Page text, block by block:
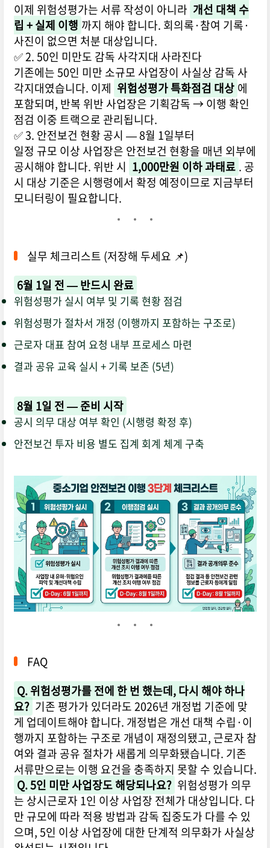
이제 위험성평가는 서류 작성이 아니라 개선 대책 수
립 + 실제 이행 까지 해야 합니다. 회의록·참여 기록·
사진이 없으면 처분 대상입니다.
✅ 2. 50인 미만도 감독 사각지대 사라진다
기존에는 50인 미만 소규모 사업장이 사실상 감독 사
각지대였습니다. 이제 위험성평가 특화점검 대상 에
포함되며, 반복 위반 사업장은 기획감독 → 이행 확인
점검 이중 트랙으로 관리됩니다.
✅ 3. 안전보건 현황 공시 — 8월 1일부터
일정 규모 이상 사업장은 안전보건 현황을 매년 외부에
공시해야 합니다. 위반 시 1,000만원 이하 과태료 . 공
시 대상 기준은 시행령에서 확정 예정이므로 지금부터
모니터링이 필요합니다.
실무 체크리스트 (저장해 두세요 📌)
6월 1일 전 — 반드시 완료
위험성평가 실시 여부 및 기록 현황 점검
위험성평가 절차서 개정 (이행까지 포함하는 구조로)
근로자 대표 참여 요청 내부 프로세스 마련
결과 공유 교육 실시 + 기록 보존 (5년)
8월 1일 전 — 준비 시작
공시 의무 대상 여부 확인 (시행령 확정 후)
안전보건 투자 비용 별도 집계 회계 체계 구축
FAQ
Q. 위험성평가를 전에 한 번 했는데, 다시 해야 하나
요? 기존 평가가 있더라도 2026년 개정법 기준에 맞
게 업데이트해야 합니다. 개정법은 개선 대책 수립·이
행까지 포함하는 구조로 개념이 재정의됐고, 근로자 참
여와 결과 공유 절차가 새롭게 의무화됐습니다. 기존
서류만으로는 이행 요건을 충족하지 못할 수 있습니다.
Q. 5인 미만 사업장도 해당되나요? 위험성평가 의무
는 상시근로자 1인 이상 사업장 전체가 대상입니다. 다
만 규모에 따라 적용 방법과 감독 집중도가 다를 수 있
으며, 5인 이상 사업장에 대한 단계적 의무화가 사실상